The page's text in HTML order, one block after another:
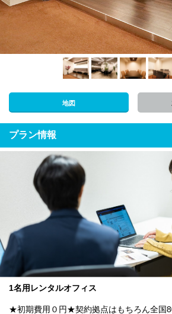
地図
プラン情報
1名用レンタルオフィス
★初期費用０円★契約拠点はもちろん全国